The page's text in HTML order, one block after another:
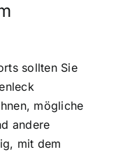
sollten Sie
mögliche
andere
mit dem